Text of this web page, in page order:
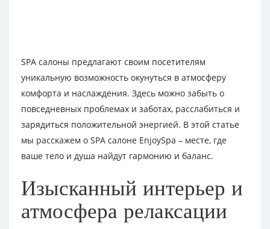
SPA салоны предлагают своим посетителям
уникальную возможность окунуться в атмосферу
комфорта и наслаждения. Здесь можно забыть о
повседневных проблемах и заботах, расслабиться и
зарядиться положительной энергией. В этой статье
мы расскажем о SPA салоне EnjoySpa – месте, где
ваше тело и душа найдут гармонию и баланс.
Изысканный интерьер и
атмосфера релаксации